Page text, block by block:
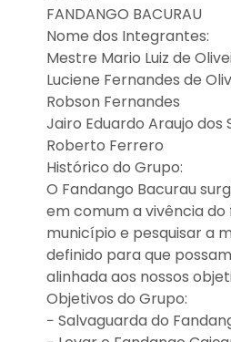
FANDANGO BACURAU
Nome dos Integrantes:
Mestre Mario Luiz de
Luciene Fernandes de
Robson Fernandes
Jairo Eduardo Araujo dos
Roberto Ferrero
Histórico do Grupo:
O Fandango Bacurau
em comum a vivência
município e pesquisar a
definido para que
alinhada aos nossos
Objetivos do Grupo:
− Salvaguarda do